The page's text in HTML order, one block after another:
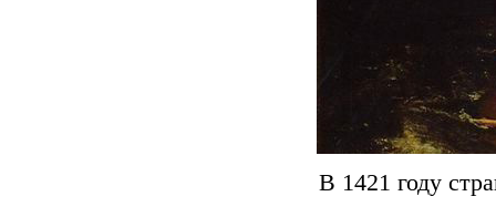
В 1421 году